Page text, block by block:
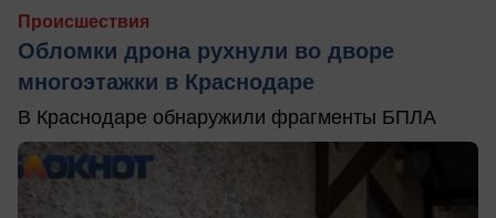
Происшествия
Обломки дрона рухнули во дворе
многоэтажки в Краснодаре
В Краснодаре обнаружили фрагменты БПЛА